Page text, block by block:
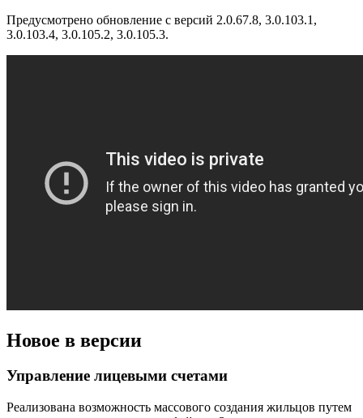
Предусмотрено обновление с версий 2.0.67.8, 3.0.103.1,
3.0.103.4, 3.0.105.2, 3.0.105.3.
Новое в версии
Управление лицевыми счетами
Реализована возможность массового создания жильцов путем